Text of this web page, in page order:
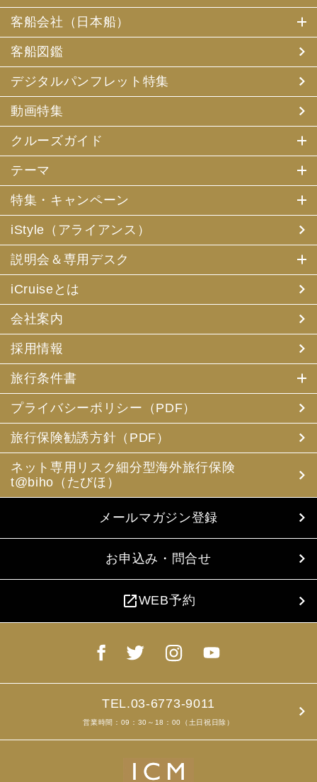
客船会社（日本船）
客船図鑑
デジタルパンフレット特集
動画特集
クルーズガイド
テーマ
特集・キャンペーン
iStyle（アライアンス）
説明会＆専用デスク
iCruiseとは
会社案内
採用情報
旅行条件書
プライバシーポリシー（PDF）
旅行保険勧誘方針（PDF）
ネット専用リスク細分型海外旅行保険
t@biho（たびほ）
メールマガジン登録
お申込み・問合せ
open_in_newWEB予約
TEL.03-6773-9011
営業時間：09：30～18：00（土日祝日除）